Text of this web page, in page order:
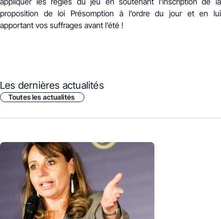
proposition de loi Présomption à l’ordre du jour et en lui
apportant vos suffrages avant l’été !
Les dernières actualités
Toutes les actualités